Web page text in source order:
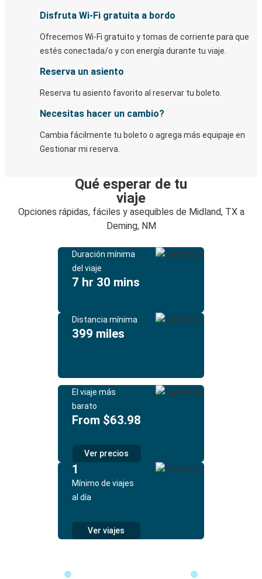
Disfruta Wi-Fi gratuita a bordo
Ofrecemos Wi-Fi gratuito y tomas de corriente para que
estés conectada/o y con energía durante tu viaje.
Reserva un asiento
Reserva tu asiento favorito al reservar tu boleto.
Necesitas hacer un cambio?
Cambia fácilmente tu boleto o agrega más equipaje en
Gestionar mi reserva.
Qué esperar de tu
viaje
Opciones rápidas, fáciles y asequibles de Midland, TX a
Deming, NM
Duración mínima
del viaje
7 hr 30 mins
Distancia mínima
399 miles
El viaje más
barato
From $63.98
Ver precios
1
Mínimo de viajes
al día
Ver viajes